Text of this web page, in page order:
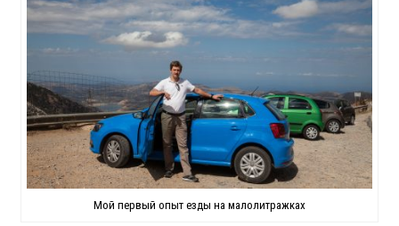
Мой первый опыт езды на малолитражках